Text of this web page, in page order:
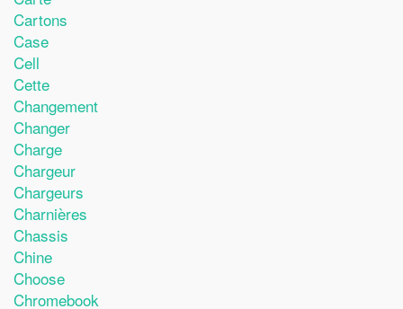
Cartons
Case
Cell
Cette
Changement
Changer
Charge
Chargeur
Chargeurs
Charnières
Chassis
Chine
Choose
Chromebook